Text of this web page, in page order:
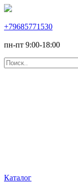
+79685771530
пн-пт 9:00-18:00
Каталог